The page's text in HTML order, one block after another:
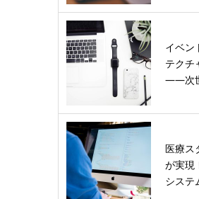
イベン
テクチ
――次
医療ス
が実現
システ